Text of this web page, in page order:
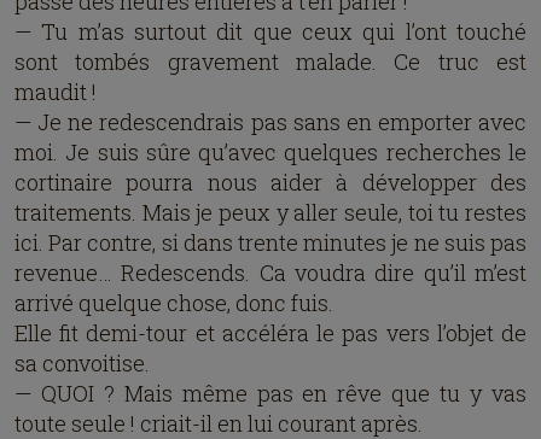
— Tu m’as surtout dit que ceux qui l’ont touché
sont tombés gravement malade. Ce truc est
maudit !
— Je ne redescendrais pas sans en emporter avec
moi. Je suis sûre qu’avec quelques recherches le
cortinaire pourra nous aider à développer des
traitements. Mais je peux y aller seule, toi tu restes
ici. Par contre, si dans trente minutes je ne suis pas
revenue… Redescends. Ca voudra dire qu’il m’est
arrivé quelque chose, donc fuis.
Elle fit demi-tour et accéléra le pas vers l’objet de
sa convoitise.
— QUOI ? Mais même pas en rêve que tu y vas
toute seule ! criait-il en lui courant après.